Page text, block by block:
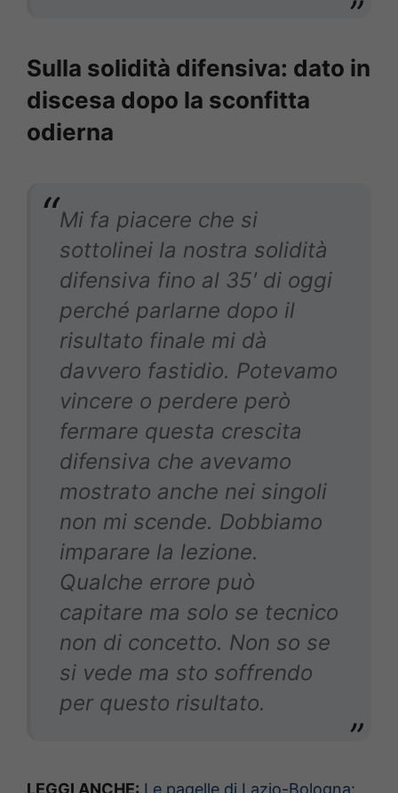
Sulla solidità difensiva: dato in
discesa dopo la sconfitta
odierna
Mi fa piacere che si
sottolinei la nostra solidità
difensiva fino al 35′ di oggi
perché parlarne dopo il
risultato finale mi dà
davvero fastidio. Potevamo
vincere o perdere però
fermare questa crescita
difensiva che avevamo
mostrato anche nei singoli
non mi scende. Dobbiamo
imparare la lezione.
Qualche errore può
capitare ma solo se tecnico
non di concetto. Non so se
si vede ma sto soffrendo
per questo risultato.